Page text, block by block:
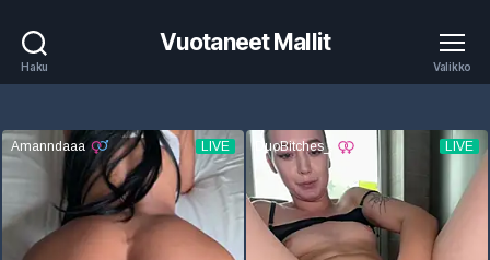
Haku
Vuotaneet Mallit
Valikko